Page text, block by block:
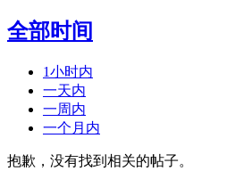
全部时间
1小时内
一天内
一周内
一个月内
抱歉，没有找到相关的帖子。